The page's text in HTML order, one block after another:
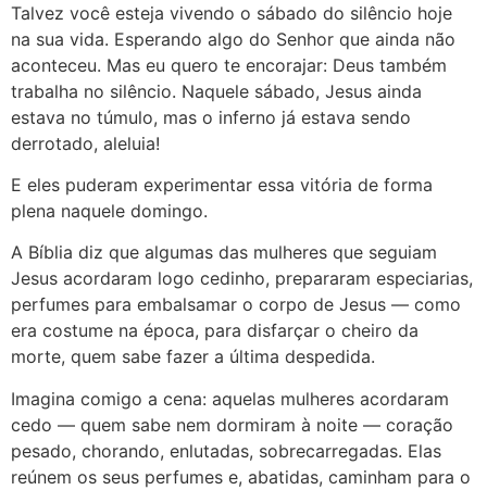
Talvez você esteja vivendo o sábado do silêncio hoje
na sua vida. Esperando algo do Senhor que ainda não
aconteceu. Mas eu quero te encorajar: Deus também
trabalha no silêncio. Naquele sábado, Jesus ainda
estava no túmulo, mas o inferno já estava sendo
derrotado, aleluia!
E eles puderam experimentar essa vitória de forma
plena naquele domingo.
A Bíblia diz que algumas das mulheres que seguiam
Jesus acordaram logo cedinho, prepararam especiarias,
perfumes para embalsamar o corpo de Jesus — como
era costume na época, para disfarçar o cheiro da
morte, quem sabe fazer a última despedida.
Imagina comigo a cena: aquelas mulheres acordaram
cedo — quem sabe nem dormiram à noite — coração
pesado, chorando, enlutadas, sobrecarregadas. Elas
reúnem os seus perfumes e, abatidas, caminham para o